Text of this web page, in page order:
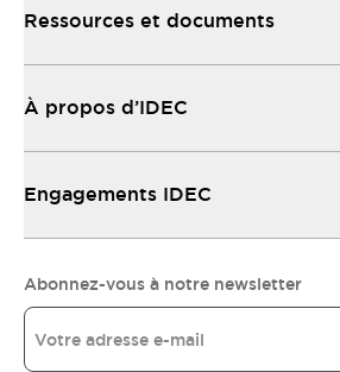
Ressources et documents
À propos d’IDEC
Engagements IDEC
Abonnez-vous à notre newsletter